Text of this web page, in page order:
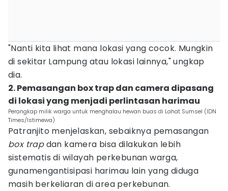
"Nanti kita lihat mana lokasi yang cocok. Mungkin
di sekitar Lampung atau lokasi lainnya," ungkap
dia.
2. Pemasangan box trap dan camera dipasang
di lokasi yang menjadi perlintasan harimau
Perangkap milik warga untuk menghalau hewan buas di Lahat Sumsel (IDN
Times/Istimewa)
Patranjito menjelaskan, sebaiknya pemasangan
box trapdan kamera bisa dilakukan lebih
sistematis di wilayah perkebunan warga,
gunamengantisipasi harimau lain yang diduga
masih berkeliaran di area perkebunan.